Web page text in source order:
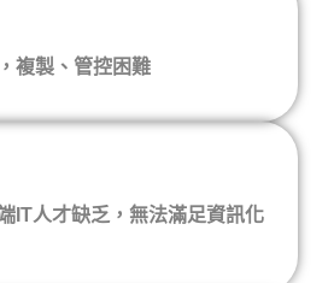
複製、管控困難
IT人才缺乏，無法滿足資訊化